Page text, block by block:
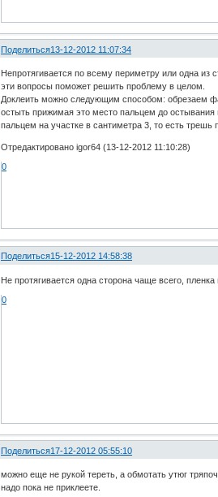
Поделиться13-12-2012 11:07:34
Непротягивается по всему периметру или одна из
эти вопросы поможет решить проблему в целом.
Доклеить можно следующим способом: обрезаем
остыть прижимая это место пальцем до
пальцем на участке в сантиметра 3, то есть
Отредактировано igor64 (13-12-2012 11:10:28)
0
Поделиться15-12-2012 14:58:38
Не протягивается одна сторона чаще всего,
0
Поделиться17-12-2012 05:55:10
можно еще не рукой тереть, а обмотать утюг
надо пока не приклеете.